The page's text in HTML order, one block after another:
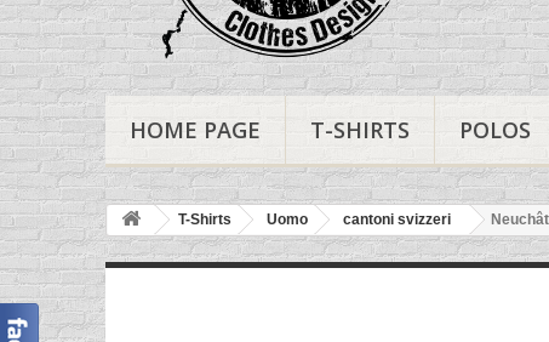
HOME PAGE T-SHIRTS POLOS
T-Shirts Uomo cantoni svizzeri